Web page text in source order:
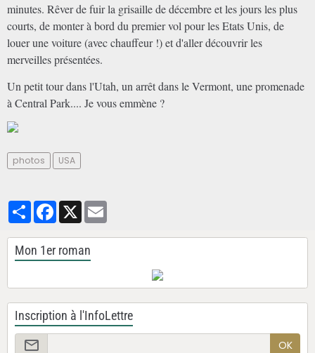
minutes. Rêver de fuir la grisaille de décembre et les jours les plus
courts, de monter à bord du premier vol pour les Etats Unis, de
louer une voiture (avec chauffeur !) et d'aller découvrir les
merveilles présentées.
Un petit tour dans l'Utah, un arrêt dans le Vermont, une promenade
à Central Park.... Je vous emmène ?
photos USA
PartagerFacebook
X
Mon 1er roman
Inscription à l'InfoLettre
OK